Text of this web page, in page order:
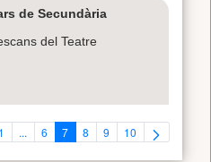
de Secundària
del Teatre
Pàgina
1 ...Pàgines intermèdies Utilitzeu TAB per
Pàgina
6 Pàgina
7 Pàgina
8 Pàgina
9 Pàgina
10